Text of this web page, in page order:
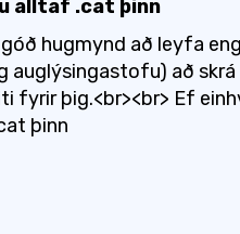
alltaf .cat þinn
hugmynd að leyfa
auglýsingastofu) að skrá
fyrir þig.<br><br> Ef
þinn